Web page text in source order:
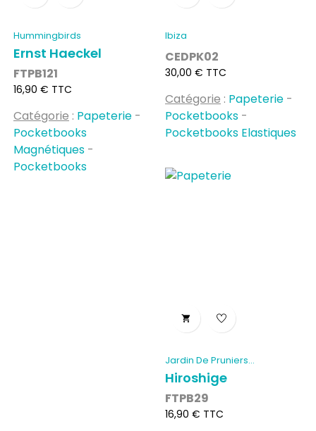
Hummingbirds
Ernst Haeckel
FTPB121
Prix
16,90 € TTC
Catégorie : Papeterie -
Pocketbooks
Magnétiques -
Pocketbooks
Ibiza
CEDPK02
Prix
30,00 € TTC
Catégorie : Papeterie -
Pocketbooks -
Pocketbooks Elastiques

Jardin De Pruniers...
Hiroshige
FTPB29
Prix
16,90 € TTC